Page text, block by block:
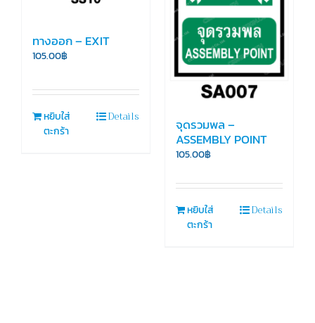
ทางออก – EXIT
105.00฿
หยิบใส่
ตะกร้า
Details
จุดรวมพล –
ASSEMBLY POINT
105.00฿
หยิบใส่
ตะกร้า
Details